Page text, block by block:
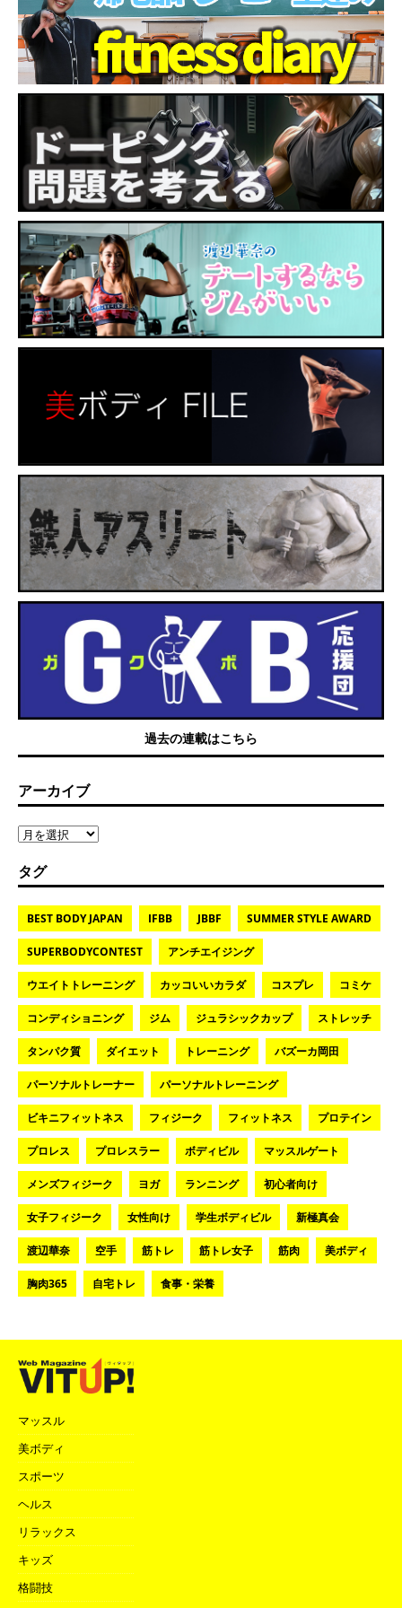
過去の連載はこちら
アーカイブ
タグ
BEST BODY JAPAN IFBB JBBF SUMMER STYLE AWARD
SUPERBODYCONTEST アンチエイジング
ウエイトトレーニング カッコいいカラダ コスプレ コミケ
コンディショニング ジム ジュラシックカップ ストレッチ
タンパク質 ダイエット トレーニング バズーカ岡田
パーソナルトレーナー パーソナルトレーニング
ビキニフィットネス フィジーク フィットネス プロテイン
プロレス プロレスラー ボディビル マッスルゲート
メンズフィジーク ヨガ ランニング 初心者向け
女子フィジーク 女性向け 学生ボディビル 新極真会
渡辺華奈 空手 筋トレ 筋トレ女子 筋肉 美ボディ
胸肉365 自宅トレ 食事・栄養
マッスル
美ボディ
スポーツ
ヘルス
リラックス
キッズ
格闘技